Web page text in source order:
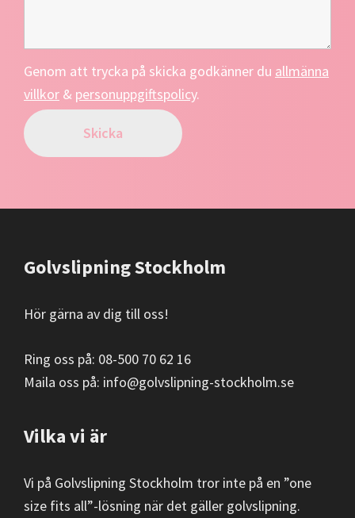
Genom att trycka på skicka godkänner du allmänna
villkor & personuppgiftspolicy.
Footer
Golvslipning Stockholm
Hör gärna av dig till oss!
Ring oss på: 08-500 70 62 16
Maila oss på: info@golvslipning-stockholm.se
Vilka vi är
Vi på Golvslipning Stockholm tror inte på en ”one
size fits all”-lösning när det gäller golvslipning.